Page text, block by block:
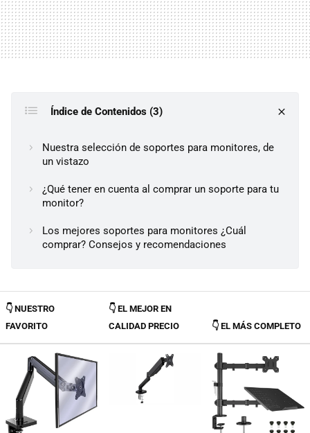
Índice de Contenidos (3)
Nuestra selección de soportes para monitores, de
un vistazo
¿Qué tener en cuenta al comprar un soporte para tu
monitor?
Los mejores soportes para monitores ¿Cuál
comprar? Consejos y recomendaciones
👇 NUESTRO
FAVORITO
👇 EL MEJOR EN
CALIDAD PRECIO
👇 EL MÁS COMPLETO